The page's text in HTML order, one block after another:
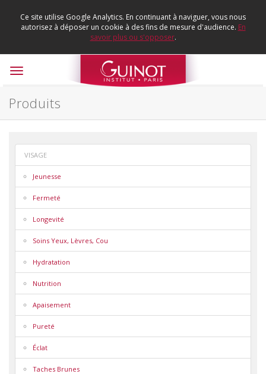
Ce site utilise Google Analytics. En continuant à naviguer, vous nous
autorisez à déposer un cookie à des fins de mesure d'audience. En
savoir plus ou s'opposer.
Toggle
Produits
VISAGE
Jeunesse
Fermeté
Longevité
Soins Yeux, Lèvres, Cou
Hydratation
Nutrition
Apaisement
Pureté
Éclat
Taches Brunes